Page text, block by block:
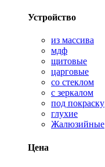
Устройство
из массива
мдф
щитовые
царговые
со стеклом
с зеркалом
под покраску
глухие
Жалюзийные
Цена